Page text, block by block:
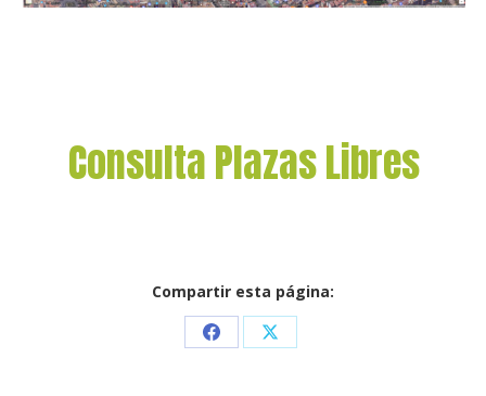
Consulta Plazas Libres
Compartir esta página:
Share Share